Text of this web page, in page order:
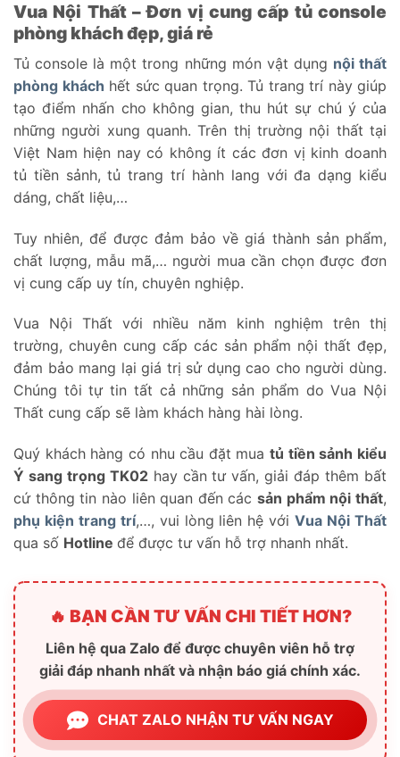
Vua Nội Thất – Đơn vị cung cấp tủ console
phòng khách đẹp, giá rẻ
Tủ console là một trong những món vật dụng nội thất
phòng khách hết sức quan trọng. Tủ trang trí này giúp
tạo điểm nhấn cho không gian, thu hút sự chú ý của
những người xung quanh. Trên thị trường nội thất tại
Việt Nam hiện nay có không ít các đơn vị kinh doanh
tủ tiền sảnh, tủ trang trí hành lang với đa dạng kiểu
dáng, chất liệu,…
Tuy nhiên, để được đảm bảo về giá thành sản phẩm,
chất lượng, mẫu mã,… người mua cần chọn được đơn
vị cung cấp uy tín, chuyên nghiệp.
Vua Nội Thất với nhiều năm kinh nghiệm trên thị
trường, chuyên cung cấp các sản phẩm nội thất đẹp,
đảm bảo mang lại giá trị sử dụng cao cho người dùng.
Chúng tôi tự tin tất cả những sản phẩm do Vua Nội
Thất cung cấp sẽ làm khách hàng hài lòng.
Quý khách hàng có nhu cầu đặt muatủ tiền sảnh kiểu
Ý sang trọng TK02hay cần tư vấn, giải đáp thêm bất
cứ thông tin nào liên quan đến cácsản phẩm nội thất,
phụ kiện trang trí,…, vui lòng liên hệ vớiVua Nội Thất
qua số Hotline để được tư vấn hỗ trợ nhanh nhất.
🔥 BẠN CẦN TƯ VẤN CHI TIẾT HƠN?
Liên hệ qua Zalo để được chuyên viên hỗ trợ
giải đáp nhanh nhất và nhận báo giá chính xác.
CHAT ZALO NHẬN TƯ VẤN NGAY